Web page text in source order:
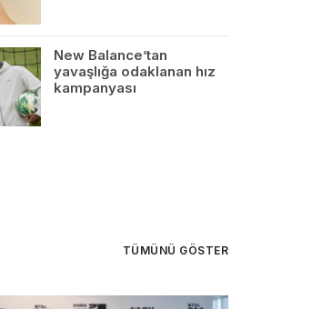
New Balance’tan
yavaşlığa odaklanan hız
kampanyası
TÜMÜNÜ GÖSTER